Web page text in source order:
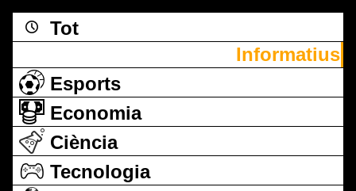
Tot
Informatius
Esports
Economia
Ciència
Tecnologia